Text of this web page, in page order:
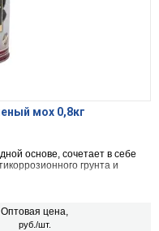
мох 0,8кг
основе, сочетает в себе
грунта и
Оптовая цена,
руб./шт.